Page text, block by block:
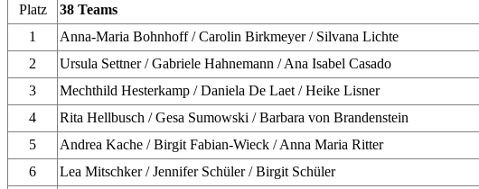
Platz 38 Teams
1
Anna-Maria Bohnhoff / Carolin Birkmeyer / Silvana Lichte
2
Ursula Settner / Gabriele Hahnemann / Ana Isabel Casado
3
Mechthild Hesterkamp / Daniela De Laet / Heike Lisner
4
Rita Hellbusch / Gesa Sumowski / Barbara von Brandenstein
5
Andrea Kache / Birgit Fabian-Wieck / Anna Maria Ritter
6
Lea Mitschker / Jennifer Schüler / Birgit Schüler